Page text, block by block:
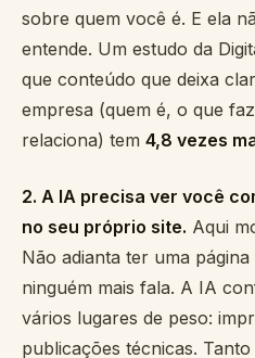
sobre quem você é. E ela
entende. Um estudo da
que conteúdo que deixa
empresa (quem é, o que
relaciona) tem 4,8 vezes
2. A IA precisa ver você
no seu próprio site. Aqui
Não adianta ter uma
ninguém mais fala. A IA
vários lugares de peso:
publicações técnicas. Tanto